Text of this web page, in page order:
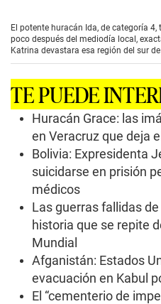
El potente huracán Ida, de categoría
poco después del mediodía local,
Katrina devastara esa región del sur
TE PUEDE
Huracán Grace: las
en Veracruz que deja
Bolivia: Expresidenta
suicidarse en prisión
médicos
Las guerras fallidas
historia que se repite
Mundial
Afganistán: Estados
evacuación en Kabul
El “cementerio de